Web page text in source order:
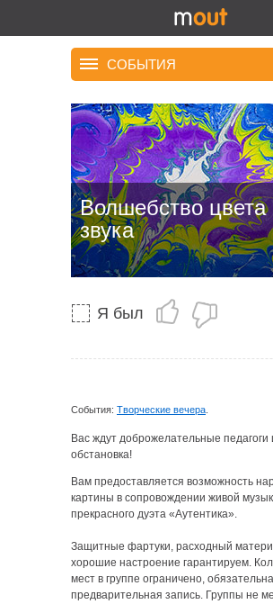
СОБЫТИЯ
Волшебство цвета
звука
Я был
События: Творческие вечера
Вас ждут доброжелательные педагоги
обстановка!
Вам предоставляется возможность
картины в сопровождении живой
прекрасного дуэта «Аутентика».
Защитные фартуки, расходный
хорошие настроение гарантируем.
мест в группе ограничено, обязательна
предварительная запись. Группы не